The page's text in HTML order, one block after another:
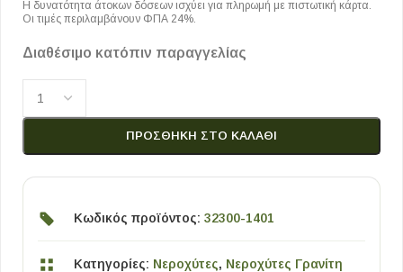
Η δυνατότητα άτοκων δόσεων ισχύει για πληρωμή με πιστωτική κάρτα.
Οι τιμές περιλαμβάνουν ΦΠΑ 24%.
Διαθέσιμο κατόπιν παραγγελίας
ΠΡΟΣΘΉΚΗ ΣΤΟ ΚΑΛΆΘΙ
Κωδικός προϊόντος: 32300-1401
Κατηγορίες: Νεροχύτες, Νεροχύτες Γρανίτη